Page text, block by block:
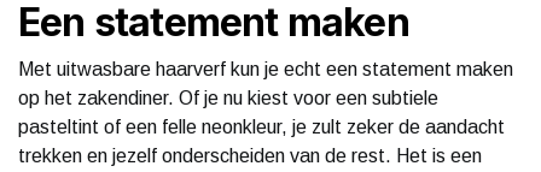
Een statement maken
Met uitwasbare haarverf kun je echt een statement maken
op het zakendiner. Of je nu kiest voor een subtiele
pasteltint of een felle neonkleur, je zult zeker de aandacht
trekken en jezelf onderscheiden van de rest. Het is een